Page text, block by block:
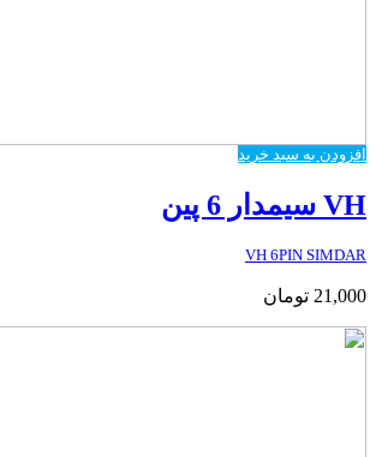
افزودن به سبد خرید
VH سیمدار 6 پین
VH 6PIN SIMDAR
21,000 تومان